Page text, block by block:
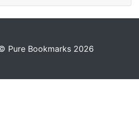
Pure Bookmarks 2026